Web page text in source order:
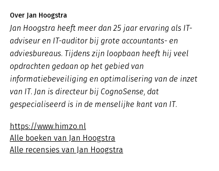
Over Jan Hoogstra
Jan Hoogstra heeft meer dan 25 jaar ervaring als IT-
adviseur en IT-auditor bij grote accountants- en
adviesbureaus. Tijdens zijn loopbaan heeft hij veel
opdrachten gedaan op het gebied van
informatiebeveiliging en optimalisering van de inzet
van IT. Jan is directeur bij CognoSense, dat
gespecialiseerd is in de menselijke kant van IT.
https://www.himzo.nl
Alle boeken van Jan Hoogstra
Alle recensies van Jan Hoogstra